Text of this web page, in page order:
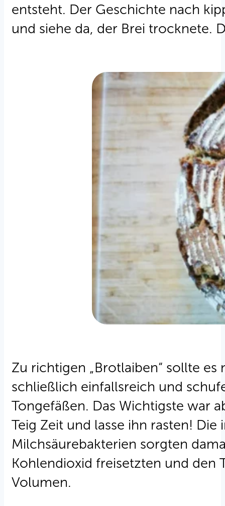
entsteht. Der Geschichte nach
und siehe da, der Brei trocknete.
Zu richtigen „Brotlaiben“ sollte
schließlich einfallsreich und
Tongefäßen. Das Wichtigste war
Teig Zeit und lasse ihn rasten!
Milchsäurebakterien sorgten
Kohlendioxid freisetzten und den
Volumen.